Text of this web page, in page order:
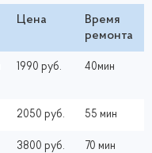
Цена
Время
ремонта
1990 руб. 40мин
2050 руб. 55 мин
3800 руб. 70 мин